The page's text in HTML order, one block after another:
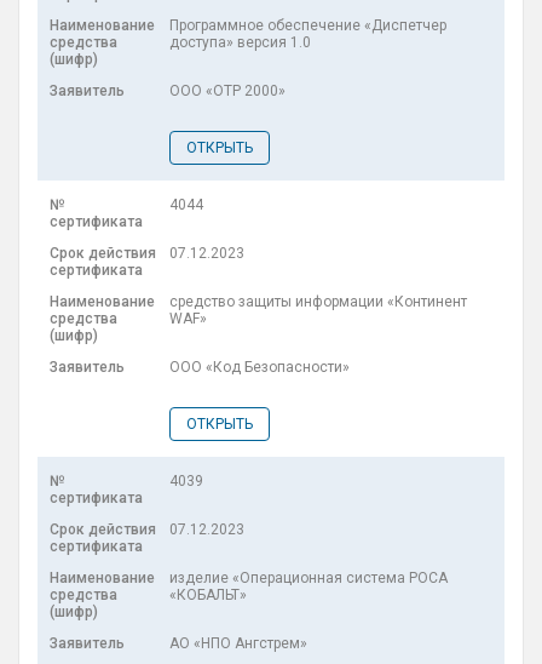
Программное обеспечение «Диспетчер
доступа» версия 1.0
ООО «ОТР 2000»
ОТКРЫТЬ
4044
07.12.2023
средство защиты информации «Континент
WAF»
ООО «Код Безопасности»
ОТКРЫТЬ
4039
07.12.2023
изделие «Операционная система РОСА
«КОБАЛЬТ»
АО «НПО Ангстрем»